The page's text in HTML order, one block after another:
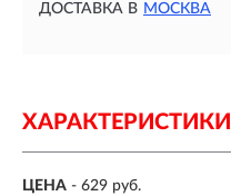
ДОСТАВКА В МОСКВА
ХАРАКТЕРИСТИКИ
ЦЕНА - 629 руб.